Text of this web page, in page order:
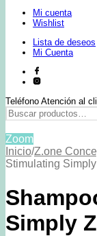
Mi cuenta
Wishlist
Lista de deseos
Mi Cuenta
Teléfono Atención al
Buscar
por:
Zoom
Inicio/Z.one
Stimulating
Simply